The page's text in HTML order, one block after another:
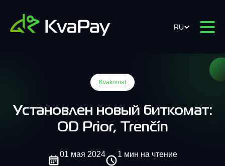
RU
Kvakomat
Установлен новый биткомат:
OD Prior, Trenčín
01 мая 2024 1 мин на чтение